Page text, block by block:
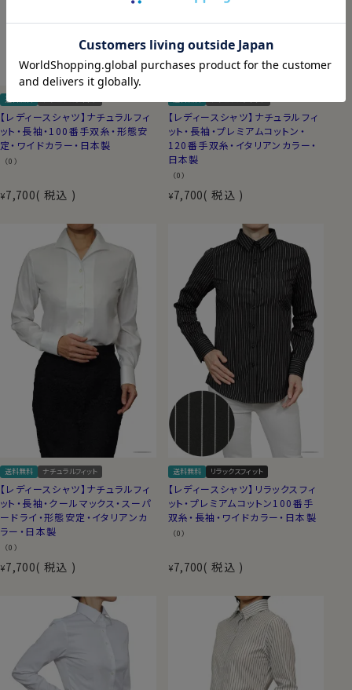
送料無料
【レディースシャツ】ナチュラルフィ
ット・長袖・100番手双糸・形態安
定・ワイドカラー・日本製
（0）
¥7,700 税込
【レディースシャツ】ナチュラルフィ
ット・長袖・プレミアムコットン・
120番手双糸・イタリアンカラー・
日本製
（0）
¥7,700 税込
送料無料 ナチュラルフィット
【レディースシャツ】ナチュラルフィ
ット・長袖・クールマックス・スーパ
ードライ・形態安定・イタリアンカ
ラー・日本製
（0）
¥7,700 税込
送料無料 リラックスフィット
【レディースシャツ】リラックスフィ
ット・プレミアムコットン100番手
双糸・長袖・ワイドカラー・日本製
（0）
¥7,700 税込